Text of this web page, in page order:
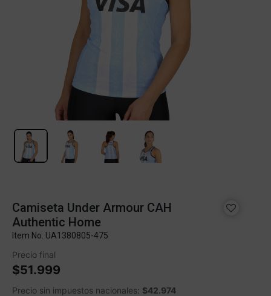
Camiseta Under Armour CAH
Authentic Home
Item No. UA1380805-475
Precio final
$51.999
Precio sin impuestos nacionales: $42.974